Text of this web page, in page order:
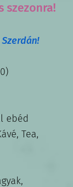
szezonra!
ebéd
Tea,